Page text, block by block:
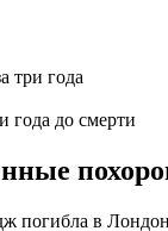
года до смерти
в